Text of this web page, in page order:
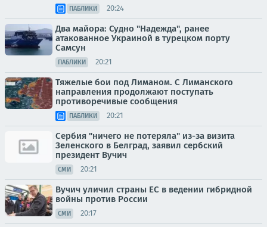
ПАБЛИКИ 20:24
Два майора: Судно "Надежда", ранее
атакованное Украиной в турецком порту
Самсун
ПАБЛИКИ 20:21
Тяжелые бои под Лиманом. С Лиманского
направления продолжают поступать
противоречивые сообщения
ПАБЛИКИ 20:21
Сербия "ничего не потеряла" из-за визита
Зеленского в Белград, заявил сербский
президент Вучич
СМИ 20:21
Вучич уличил страны ЕС в ведении гибридной
войны против России
СМИ 20:17